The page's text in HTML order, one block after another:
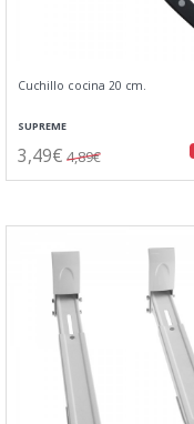
Cuchillo cocina 20 cm.
SUPREME
3,49€ 4,89€